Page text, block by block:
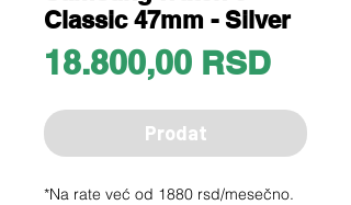
Classic 47mm - Silver
18.800,00 RSDPrice
Prodat
*Na rate već od 1880 rsd/mesečno.